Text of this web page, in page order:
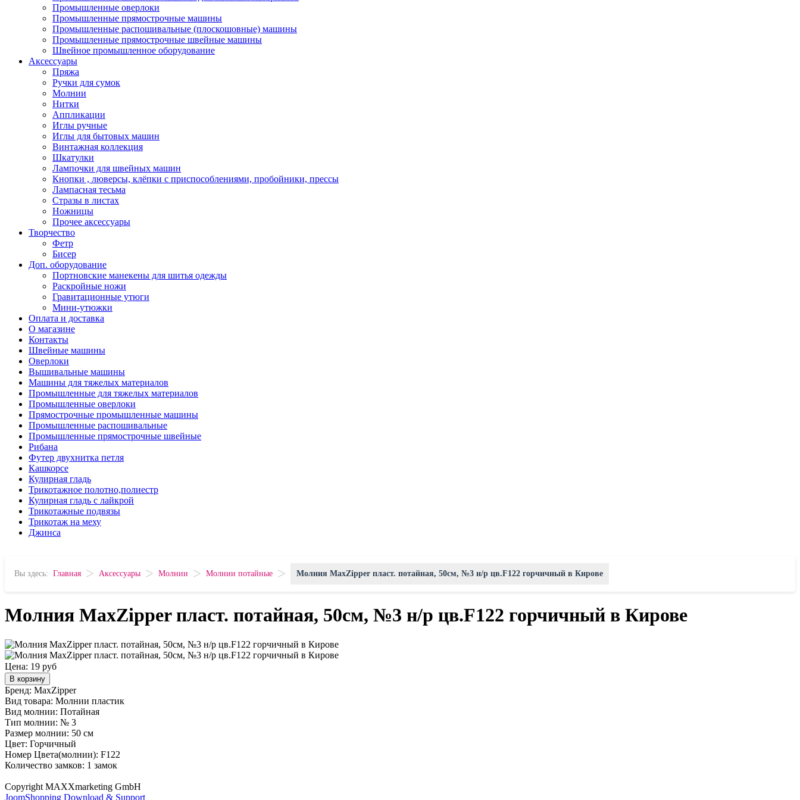
Промышленные оверлоки
Промышленные прямострочные машины
Промышленные распошивальные (плоскошовные) машины
Промышленные прямострочные швейные машины
Швейное промышленное оборудование
Аксессуары
Пряжа
Ручки для сумок
Молнии
Нитки
Аппликации
Иглы ручные
Иглы для бытовых машин
Винтажная коллекция
Шкатулки
Лампочки для швейных машин
Кнопки , люверсы, клёпки с приспособлениями, пробойники, прессы
Лампасная тесьма
Стразы в листах
Ножницы
Прочее аксессуары
Творчество
Фетр
Бисер
Доп. оборудование
Портновские манекены для шитья одежды
Раскройные ножи
Гравитационные утюги
Мини-утюжки
Оплата и доставка
О магазине
Контакты
Швейные машины
Оверлоки
Вышивальные машины
Машины для тяжелых материалов
Промышленные для тяжелых материалов
Промышленные оверлоки
Прямострочные промышленные машины
Промышленные распошивальные
Промышленные прямострочные швейные
Рибана
Футер двухнитка петля
Кашкорсе
Кулирная гладь
Трикотажное полотно,полиестр
Кулирная гладь с лайкрой
Трикотажные подвязы
Трикотаж на меху
Джинса
Вы здесь: Главная > Аксессуары > Молнии > Молнии потайные > Молния MaxZipper пласт. потайная, 50см, №3 н/р цв.F122 горчичный в Кирове
Молния MaxZipper пласт. потайная, 50см, №3 н/р цв.F122 горчичный в Кирове
Цена: 19 руб
В корзину
Бренд: MaxZipper
Вид товара: Молнии пластик
Вид молнии: Потайная
Тип молнии: № 3
Размер молнии: 50 см
Цвет: Горчичный
Номер Цвета(молнии): F122
Количество замков: 1 замок
Copyright MAXXmarketing GmbH
JoomShopping Download & Support